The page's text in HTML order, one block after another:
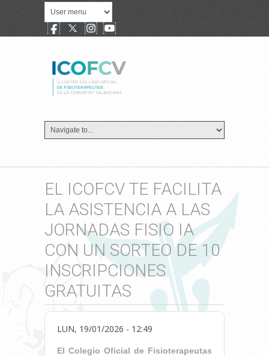
EL ICOFCV TE FACILITA
LA ASISTENCIA A LAS
JORNADAS FISIO IA
CON UN SORTEO DE 10
INSCRIPCIONES
GRATUITAS
LUN, 19/01/2026 - 12:49
El Colegio Oficial de Fisioterapeutas